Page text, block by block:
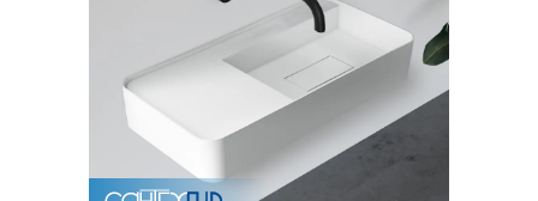
Душевые кабины
Полотенцесушители